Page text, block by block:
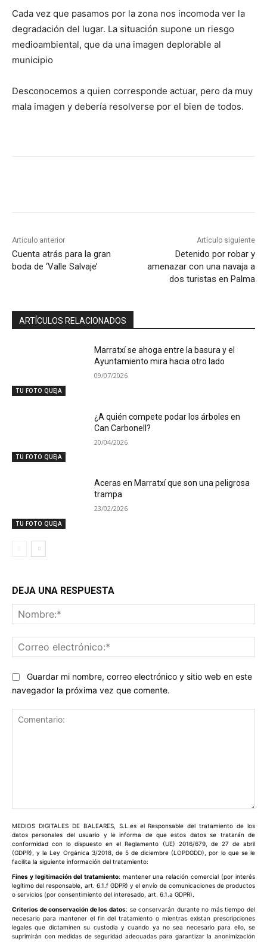
Cada vez que pasamos por la zona nos incomoda ver la
degradación del lugar. La situación supone un riesgo
medioambiental, que da una imagen deplorable al
municipio
Desconocemos a quien corresponde actuar, pero da muy
mala imagen y debería resolverse por el bien de todos.
Artículo anterior
Cuenta atrás para la gran
boda de ‘Valle Salvaje’
Artículo siguiente
Detenido por robar y
amenazar con una navaja a
dos turistas en Palma
ARTÍCULOS RELACIONADOS
TU FOTO QUEJA
Marratxí se ahoga entre la basura y el
Ayuntamiento mira hacia otro lado
09/07/2026
TU FOTO QUEJA
¿A quién compete podar los árboles en
Can Carbonell?
20/04/2026
TU FOTO QUEJA
Aceras en Marratxí que son una peligrosa
trampa
23/02/2026
DEJA UNA RESPUESTA
Guardar mi nombre, correo electrónico y sitio web en este
navegador la próxima vez que comente.
MEDIOS DIGITALES DE BALEARES, S.L.es el Responsable del tratamiento de los
datos personales del usuario y le informa de que estos datos se tratarán de
conformidad con lo dispuesto en el Reglamento (UE) 2016/679, de 27 de abril
(GDPR), y la Ley Orgánica 3/2018, de 5 de diciembre (LOPDGDD), por lo que se le
facilita la siguiente información del tratamiento:
Fines y legitimación del tratamiento: mantener una relación comercial (por interés
legítimo del responsable, art. 6.1.f GDPR) y el envío de comunicaciones de productos
o servicios (por consentimiento del interesado, art. 6.1.a GDPR).
Criterios de conservación de los datos: se conservarán durante no más tiempo del
necesario para mantener el fin del tratamiento o mientras existan prescripciones
legales que dictaminen su custodia y cuando ya no sea necesario para ello, se
suprimirán con medidas de seguridad adecuadas para garantizar la anonimización